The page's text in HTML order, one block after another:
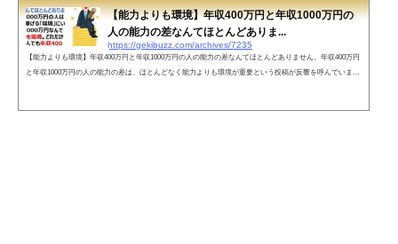
【能力よりも環境】年収400万円と年収1000万円の
人の能力の差なんてほとんどありま...
https://gekibuzz.com/archives/7235
【能力よりも環境】年収400万円と年収1000万円の人の能力の差なんてほとんどありません。年収400万円
と年収1000万円の人の能力の差は、ほとんどなく能力よりも環境が重要という投稿が反響を呼んでいま